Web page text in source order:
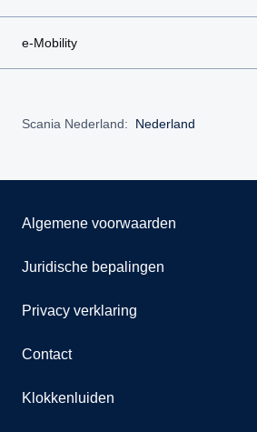
e-Mobility
Scania Nederland: Nederland
Algemene voorwaarden
Juridische bepalingen
Privacy verklaring
Contact
Klokkenluiden